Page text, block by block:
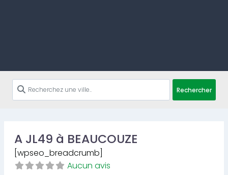
Rechercher
A JL49 à BEAUCOUZE
[wpseo_breadcrumb]
Aucun avis